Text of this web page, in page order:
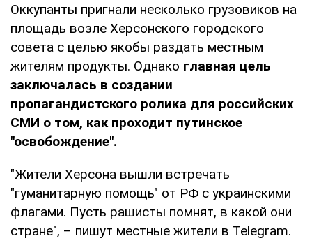
Оккупанты пригнали несколько грузовиков на
площадь возле Херсонского городского
совета с целью якобы раздать местным
жителям продукты. Однако главная цель
заключалась в создании
пропагандистского ролика для российских
СМИ о том, как проходит путинское
"освобождение".
"Жители Херсона вышли встречать
"гуманитарную помощь" от РФ с украинскими
флагами. Пусть рашисты помнят, в какой они
стране", – пишут местные жители в Telegram.